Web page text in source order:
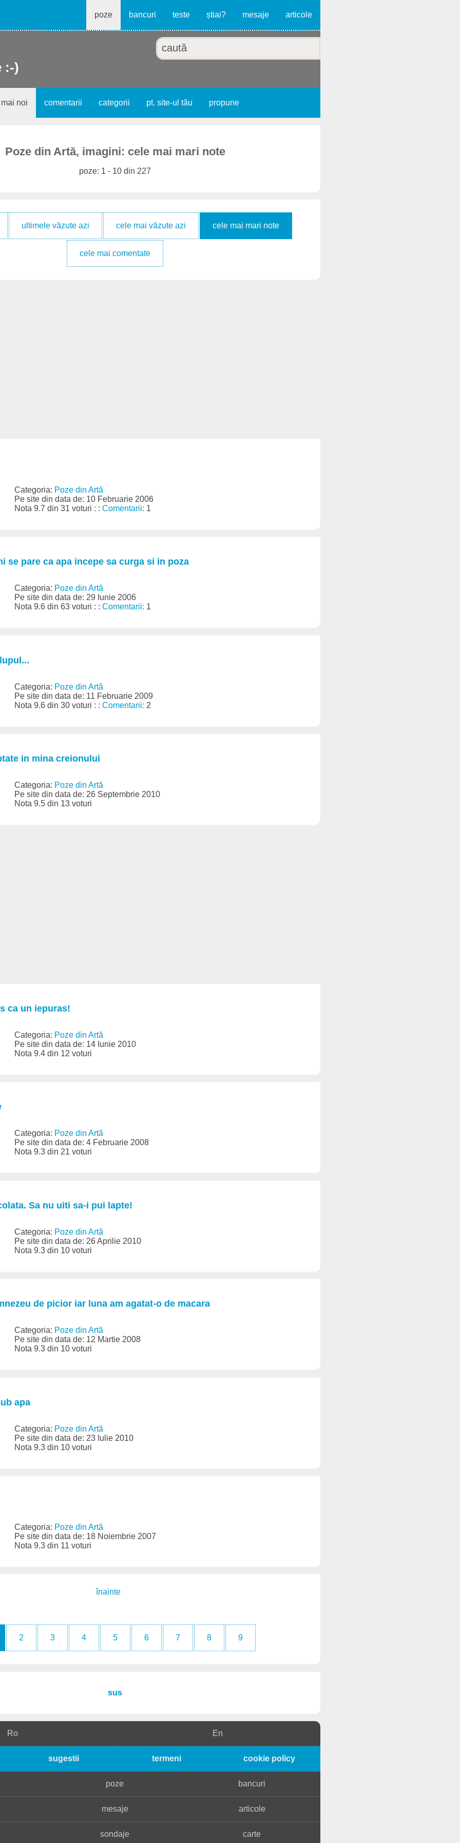
poze bancuri teste știai? mesaje articole
:-)
noi comentarii categorii pt. site-ul tău propune
Poze din Artă, imagini: cele mai mari note
poze: 1 - 10 din 227
ultimele văzute azi cele mai văzute azi cele mai mari note
cele mai comentate
Categoria: Poze din Artă
Pe site din data de: 10 Februarie 2006
Nota 9.7 din 31 voturi : :Comentarii: 1
se pare ca apa incepe sa curga si in poza
Categoria: Poze din Artă
Pe site din data de: 29 Iunie 2006
Nota 9.6 din 63 voturi : :Comentarii: 1
Categoria: Poze din Artă
Pe site din data de: 11 Februarie 2009
Nota 9.6 din 30 voturi : :Comentarii: 2
in mina creionului
Categoria: Poze din Artă
Pe site din data de: 26 Septembrie 2010
Nota 9.5 din 13 voturi
ca un iepuras!
Categoria: Poze din Artă
Pe site din data de: 14 Iunie 2010
Nota 9.4 din 12 voturi
Categoria: Poze din Artă
Pe site din data de: 4 Februarie 2008
Nota 9.3 din 21 voturi
Sa nu uiti sa-i pui lapte!
Categoria: Poze din Artă
Pe site din data de: 26 Aprilie 2010
Nota 9.3 din 10 voturi
de picior iar luna am agatat-o de macara
Categoria: Poze din Artă
Pe site din data de: 12 Martie 2008
Nota 9.3 din 10 voturi
apa
Categoria: Poze din Artă
Pe site din data de: 23 Iulie 2010
Nota 9.3 din 10 voturi
Categoria: Poze din Artă
Pe site din data de: 18 Noiembrie 2007
Nota 9.3 din 11 voturi
înainte
2 3 4 5 6 7 8 9
sus
Ro En
sugestii termeni cookie policy
poze bancuri
mesaje articole
sondaje carte